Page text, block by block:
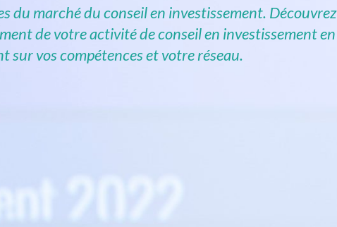
du marché du conseil en investissement. Découvrez
de votre activité de conseil en investissement en
sur vos compétences et votre réseau.